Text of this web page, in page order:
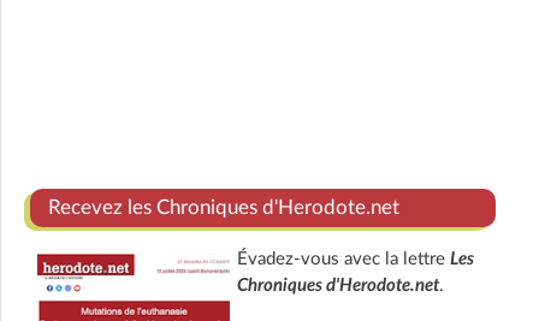
Recevez les Chroniques d'Herodote.net
Évadez-vous avec la lettre Les
Chroniques d'Herodote.net.